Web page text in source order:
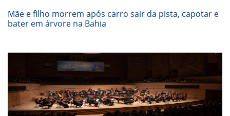
Mãe e filho morrem após carro sair da pista, capotar e
bater em árvore na Bahia